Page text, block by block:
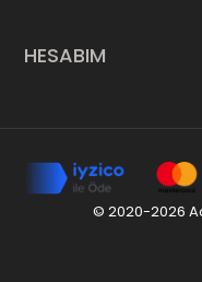
HESABIM
© 2020-2026